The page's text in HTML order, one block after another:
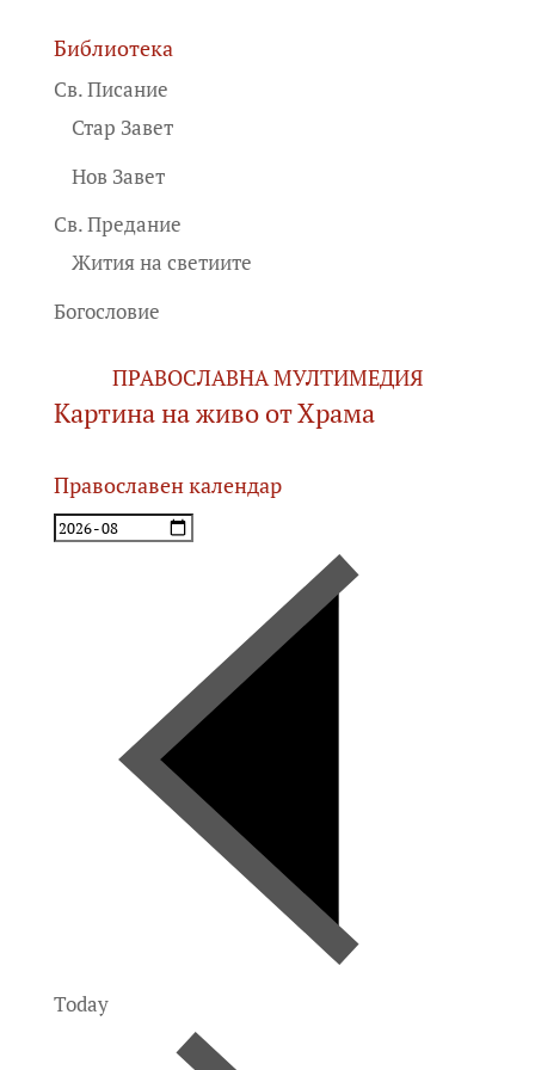
Библиотека
Св. Писание
Стар Завет
Нов Завет
Св. Предание
Жития на светиите
Богословие
ПРАВОСЛАВНА МУЛТИМЕДИЯ
Картина на живо от Храма
Православен календар
Today